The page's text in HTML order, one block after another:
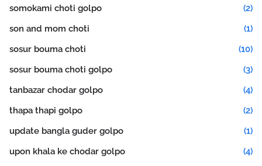
somokami choti golpo
(2)
son and mom choti
(1)
sosur bouma choti
(10)
sosur bouma choti golpo
(3)
tanbazar chodar golpo
(4)
thapa thapi golpo
(2)
update bangla guder golpo
(1)
upon khala ke chodar golpo
(4)